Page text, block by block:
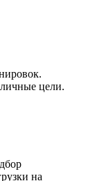
цели.
на